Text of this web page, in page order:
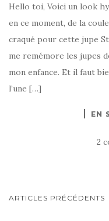
Hello toi, Voici un look
en ce moment, de la
craqué pour cette jupe
me remémore les jupes
mon enfance. Et il faut
l’une […]
EN
2
NAVIGATION
ARTICLES PRÉCÉDENTS